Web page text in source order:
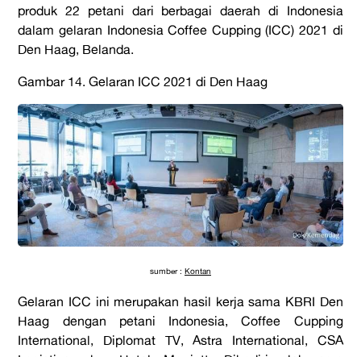
produk 22 petani dari berbagai daerah di Indonesia
dalam gelaran Indonesia Coffee Cupping (ICC) 2021 di
Den Haag, Belanda.
Gambar 14. Gelaran ICC 2021 di Den Haag
sumber : Kontan
Gelaran ICC ini merupakan hasil kerja sama KBRI Den
Haag dengan petani Indonesia, Coffee Cupping
International, Diplomat TV, Astra International, CSA